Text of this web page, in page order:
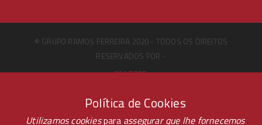
Política de Cookies
Utilizamos cookiesparaassegurar que lhe fornecemos
© GRUPO RAMOS FERREIRA 2020 - TODOS OS DIREITOS
RESERVADOS POR -
PONTOPR